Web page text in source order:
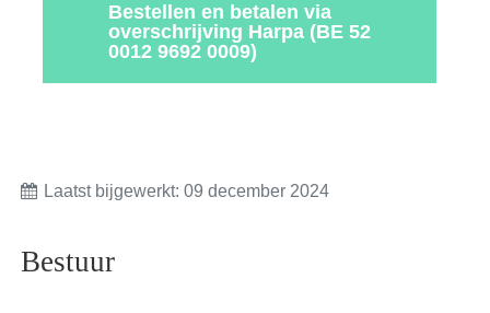
Bestellen en betalen via
overschrijving Harpa (BE 52
0012 9692 0009)
Laatst bijgewerkt: 09 december 2024
Bestuur